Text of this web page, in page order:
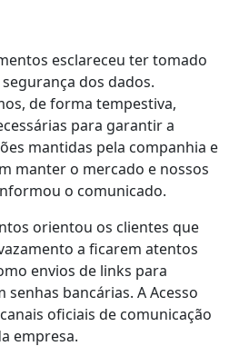
esclareceu ter tomado
dos dados.
de forma tempestiva,
para garantir a
mantidas pela companhia e
manter o mercado e nossos
o comunicado.
orientou os clientes que
a ficarem atentos
envios de links para
senhas bancárias. A Acesso
oficiais de comunicação
empresa.